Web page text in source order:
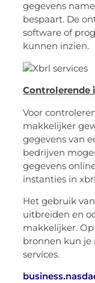
gegevens
bespaart. De
software of
kunnen inzien.
Controlerende
Voor
makkelijker
gegevens van
bedrijven
gegevens
instanties in
Het gebruik
uitbreiden en
makkelijker.
bronnen kun je
services.